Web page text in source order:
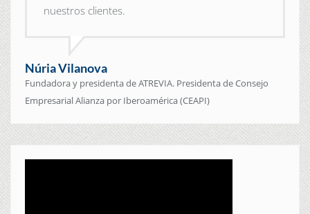
nuestros clientes.
Núria Vilanova
Fundadora y presidenta de ATREVIA. Presidenta de Consejo
Empresarial Alianza por Iberoamérica (CEAPI)